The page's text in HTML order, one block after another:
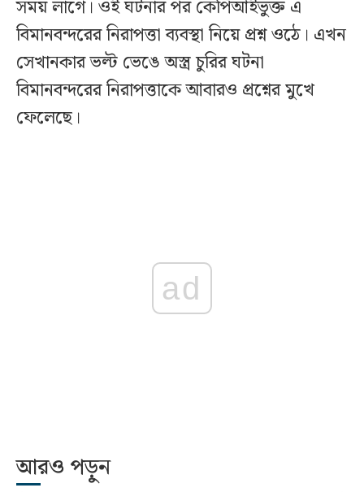
সময় লাগে। ওই ঘটনার পর কেপিআইভুক্ত এ
বিমানবন্দরের নিরাপত্তা ব্যবস্থা নিয়ে প্রশ্ন ওঠে। এখন
সেখানকার ভল্ট ভেঙে অস্ত্র চুরির ঘটনা
বিমানবন্দরের নিরাপত্তাকে আবারও প্রশ্নের মুখে
ফেলেছে।
ad
আরও পড়ুন